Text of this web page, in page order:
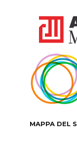
MAPPA DEL